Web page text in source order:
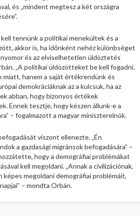
és „mindent megtesz a két országra
tennünk a politikai menekültek és a
akkor is, ha időnként nehéz különbséget
és az elviselhetetlen üldöztetés
„A politikai üldözötteket be kell fogadni.
miatt, hanem a saját értékrendünk és
demokráciáknak az a kulcsuk, ha az
abban, hogy bizonyos értékek
Ennek tesztje, hogy készen állunk-e a
– fogalmazott a magyar miniszterelnök.
viszont ellenezte. „Én
a gazdasági migránsok befogadására” –
hogy a demográfiai problémákat
kell megoldani. „Annak a civilizációnak,
képes megoldani demográfiai problémáit,
– mondta Orbán.